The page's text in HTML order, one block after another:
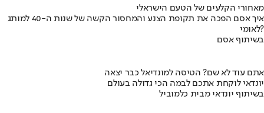
מאחורי הקלעים של הטעם הישראלי
איך אסם הפכה את תקופת הצנע והמחסור הקשה של שנות ה-40 למותג
לאומי?
בשיתוף אסם
אתם עוד לא שם? הטיסה למונדיאל כבר יצאה
יונדאי לוקחת אתכם לבמה הכי גדולה בעולם
בשיתוף יונדאי מבית כלמוביל